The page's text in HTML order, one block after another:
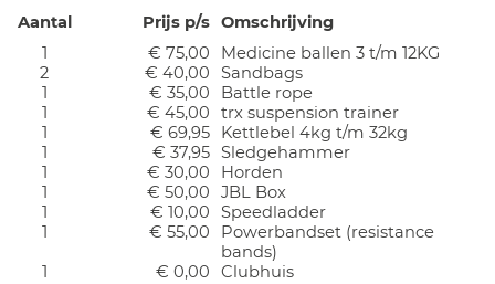
Aantal
Prijs p/s Omschrijving
1
€ 75,00
Medicine ballen 3 t/m 12KG
2
€ 40,00
Sandbags
1
€ 35,00
Battle rope
1
€ 45,00
trx suspension trainer
1
€ 69,95
Kettlebel 4kg t/m 32kg
1
€ 37,95 Sledgehammer
1
€ 30,00
Horden
1
€ 50,00
JBL Box
1
€ 10,00
Speedladder
1
€ 55,00
Powerbandset (resistance
bands)
1
€ 0,00 Clubhuis